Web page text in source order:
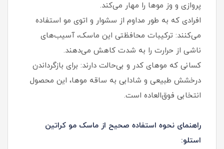
پروازی و وز موها را مهار می‌کند.
افرادی که به طور مداوم از سشوار و اتوی مو استفاده
می‌کنند: ترکیبات محافظتی این ماسک، آسیب‌های
ناشی از حرارت را به شدت کاهش می‌دهند.
کسانی که موهای کدر و بی‌حالت دارند: برای بازگرداندن
درخشش طبیعی و شادابی به ساقه موها، این محصول
انتخابی فوق‌العاده است.
راهنمای نحوه استفاده صحیح از ماسک مو کراتین
استلو: